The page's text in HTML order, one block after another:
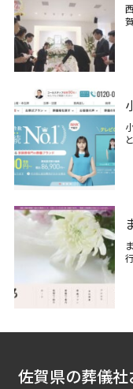
佐賀県の葬儀